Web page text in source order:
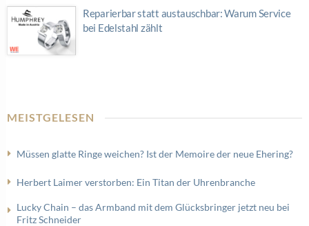
Reparierbar statt austauschbar: Warum Service
bei Edelstahl zählt
MEISTGELESEN
Müssen glatte Ringe weichen? Ist der Memoire der neue Ehering?
Herbert Laimer verstorben: Ein Titan der Uhrenbranche
Lucky Chain – das Armband mit dem Glücksbringer jetzt neu bei
Fritz Schneider